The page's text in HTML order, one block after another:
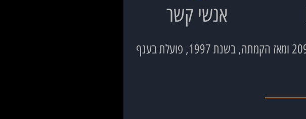
אנשי קשר
חברת א.כ. רימונים בנייה ופיתוח בע"מ, רשומה בפנקס הקבלנים בסיווג 100 ג' 4 מספר קבלן 20933 ומאז הקמתה, בשנת 1997, פועלת בענף